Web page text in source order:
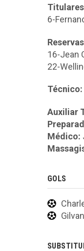
6-
16-Jean
22-
Técnico:
Auxiliar
Médico:
GOLS